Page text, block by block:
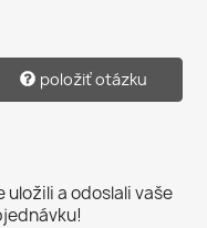
položiť otázku
a odoslali vaše